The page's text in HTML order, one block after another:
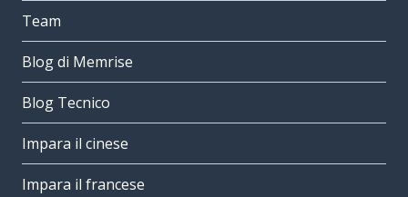
Team
Blog di Memrise
Blog Tecnico
Impara il cinese
Impara il francese